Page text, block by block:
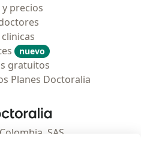
y precios
nuevo
gratuitos
Planes Doctoralia
Doctoralia - Página de inicio
SAS